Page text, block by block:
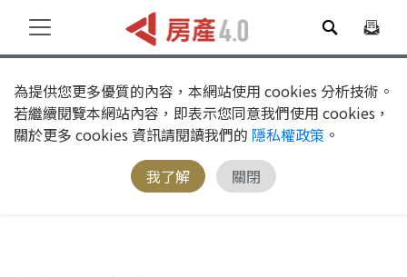
為提供您更多優質的內容，本網站使用 cookies 分析技術。
若繼續閱覽本網站內容，即表示您同意我們使用 cookies，
關於更多 cookies 資訊請閱讀我們的 隱私權政策 。
我了解
關閉